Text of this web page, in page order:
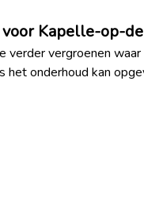
voor Kapelle-op-
verder vergroenen waar
het onderhoud kan